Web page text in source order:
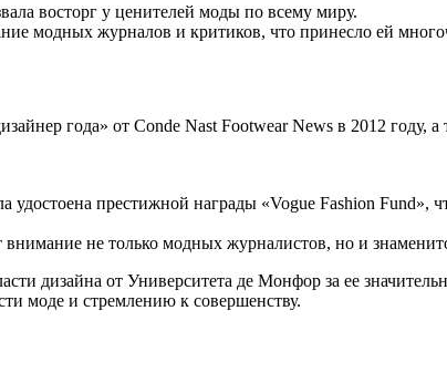
восторг у ценителей моды по всему миру.
модных журналов и критиков, что принесло ей
года» от Conde Nast Footwear News в 2012 году,
престижной награды «Vogue Fashion Fund»,
не только модных журналистов, но и
дизайна от Университета де Монфор за ее
моде и стремлению к совершенству.